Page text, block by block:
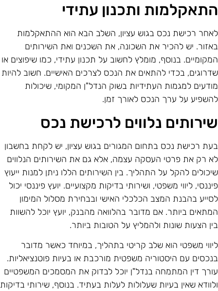
ותכנון עתידי
רכישת נכס בגוש עציון, השלב הבא הוא ההתאקלמות
יש להכיר את השכונה, את השכנים ואת השירותים
בנוסף, מומלץ לחשוב על תכנון עתידי, כמו שיפוצים או
בכדי להתאים את הנכס לצרכים האישיים. חשוב להיות
למגמות העתידיות בשוק הנדל"ן המקומי, שיכולות
על ערך הנכס לאורך זמן.
נלווים לרכישת נכס
רכישת נכס בתחום המגורים בגוש עציון, יש לקחת בחשבון
רק את פרטי העסקה עצמה, אלא גם את השירותים הנלווים
להקל על התהליך. בין השירותים הללו ניתן למנות ייעוץ
ליווי משפטי, ושירותי בדיקות מקצועיים. יועץ פיננסי יכול
בהבנת המצב הכלכלי האישי ובבחירת מסלול המימון
ביותר. אם מדובר בהלוואה מהבנק, יועץ יוכל להשוות
הצעות שונות ולהמליץ על הטובות ביותר.
משפטי הוא שלב קריטי בתהליך, במיוחד כאשר מדובר
עם היסטוריה משפטית מורכבת או בעיות פוטנציאליות.
דין המתמחה בנדל"ן יוכל לבדוק את המסמכים המשפטיים
שאין בעיות שעלולות לעלות בעתיד. בנוסף, שירותי בדיקות